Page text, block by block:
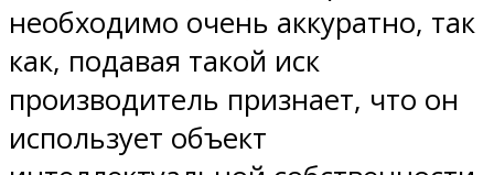
необходимо очень аккуратно, так
как, подавая такой иск
производитель признает, что он
использует объект